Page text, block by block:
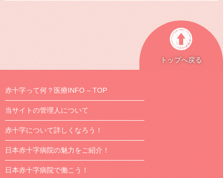
トップへ戻る
赤十字って何？医療INFO – TOP
当サイトの管理人について
赤十字について詳しくなろう！
日本赤十字病院の魅力をご紹介！
日本赤十字病院で働こう！